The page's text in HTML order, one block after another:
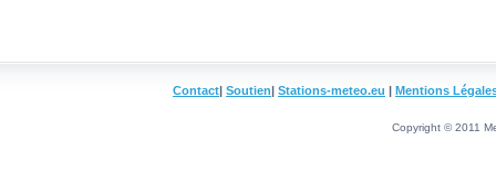
Contact| Soutien| Stations-meteo.eu | Mentions
Copyright © 2011